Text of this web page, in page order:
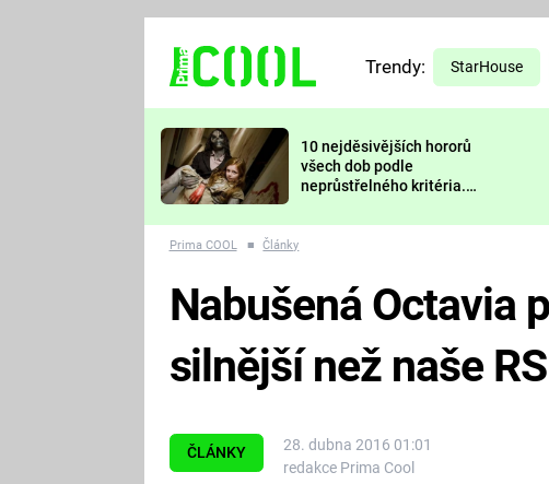
TŘESKU
FUTURAMA
PREDÁTOR
Trendy: StarHouse
10 nejděsivějších hororů
všech dob podle
neprůstřelného kritéria.
nejvíc zvednou tep?
Prima COOL ■ Články
ČLÁNKY
28. dubna 2016 01:01
redakce Prima Cool
Nabušená Octavia
silnější než naše RS